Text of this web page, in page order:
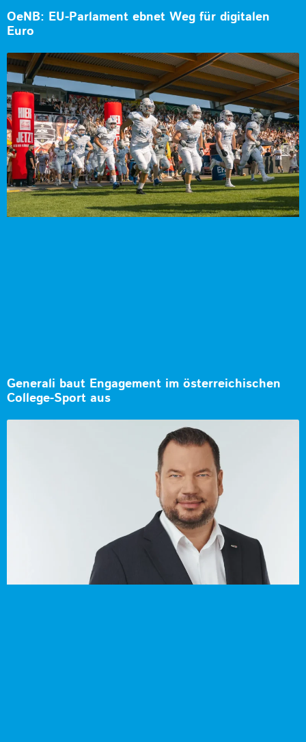
OeNB: EU-Parlament ebnet Weg für digitalen
Euro
Generali baut Engagement im österreichischen
College-Sport aus